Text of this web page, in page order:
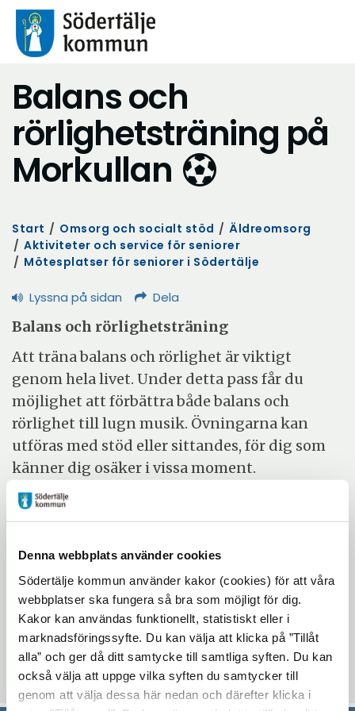
Denna webbplats använder cookies
Södertälje kommun använder kakor (cookies) för att våra
webbplatser ska fungera så bra som möjligt för dig.
Kakor kan användas funktionellt, statistiskt eller i
marknadsföringssyfte. Du kan välja att klicka på ”Tillåt
alla” och ger då ditt samtycke till samtliga syften. Du kan
också välja att uppge vilka syften du samtycker till
genom att välja dessa här nedan och därefter klicka i
Balans och
rörlighetsträning på
Morkullan
Start / Omsorg och socialt stöd / Äldreomsorg
/ Aktiviteter och service för seniorer
/ Mötesplatser för seniorer i Södertälje
Lyssna på sidan Dela
Balans och rörlighetsträning
Att träna balans och rörlighet är viktigt
genom hela livet. Under detta pass får du
möjlighet att förbättra både balans och
rörlighet till lugn musik. Övningarna kan
utföras med stöd eller sittandes, för dig som
känner dig osäker i vissa moment.
Evenemangsinformation
Mötesplatsen Morkullan
måndag 22 juni 2026 - måndag 6 juli 2026
10:15 - 11:15